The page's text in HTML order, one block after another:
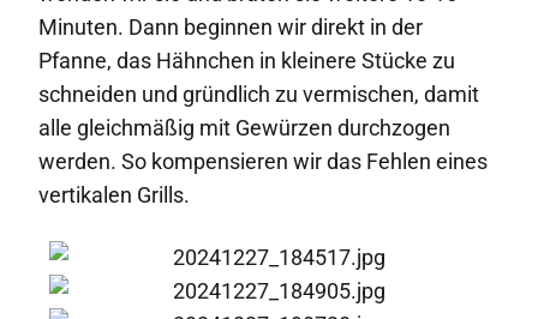
Minuten. Dann beginnen wir direkt in der
Pfanne, das Hähnchen in kleinere Stücke zu
schneiden und gründlich zu vermischen, damit
alle gleichmäßig mit Gewürzen durchzogen
werden. So kompensieren wir das Fehlen eines
vertikalen Grills.